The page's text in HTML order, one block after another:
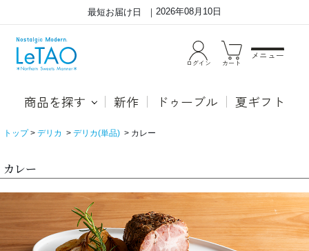
最短お届け日 2026年08月10日
ログイン カート
メニュー
商品を探す 新作 ドゥーブル 夏ギフト
トップ デリカ デリカ(単品) カレー
カレー